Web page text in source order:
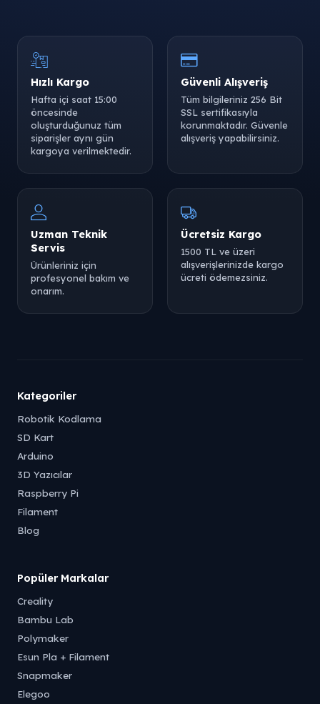
Hızlı Kargo
Hafta içi saat 15:00
öncesinde
oluşturduğunuz tüm
siparişler aynı gün
kargoya verilmektedir.
Güvenli Alışveriş
Tüm bilgileriniz 256 Bit
SSL sertifikasıyla
korunmaktadır. Güvenle
alışveriş yapabilirsiniz.
Uzman Teknik
Servis
Ürünleriniz için
profesyonel bakım ve
onarım.
Ücretsiz Kargo
1500 TL ve üzeri
alışverişlerinizde kargo
ücreti ödemezsiniz.
Kategoriler
Robotik Kodlama
SD Kart
Arduino
3D Yazıcılar
Raspberry Pi
Filament
Blog
Popüler Markalar
Creality
Bambu Lab
Polymaker
Esun Pla + Filament
Snapmaker
Elegoo